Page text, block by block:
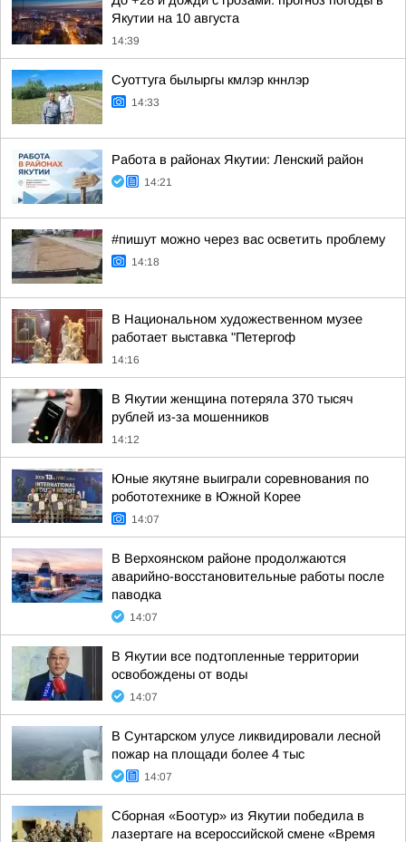
Якутии на 10 августа
14:39
Суоттуга былыргы кмлэр кннлэр
14:33
Работа в районах Якутии: Ленский район
14:21
#пишут можно через вас осветить проблему
14:18
В Национальном художественном музее
работает выставка "Петергоф
14:16
В Якутии женщина потеряла 370 тысяч
рублей из-за мошенников
14:12
Юные якутяне выиграли соревнования по
робототехнике в Южной Корее
14:07
В Верхоянском районе продолжаются
аварийно-восстановительные работы после
паводка
14:07
В Якутии все подтопленные территории
освобождены от воды
14:07
В Сунтарском улусе ликвидировали лесной
пожар на площади более 4 тыс
14:07
Сборная «Боотур» из Якутии победила в
лазертаге на всероссийской смене «Время